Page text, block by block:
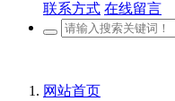
联系方式 在线留言
网站首页